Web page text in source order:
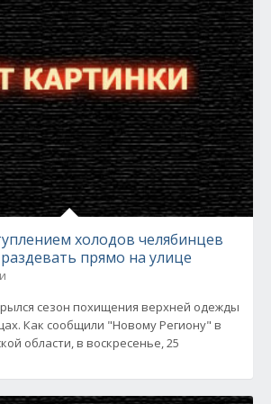
холодов челябинцев
прямо на улице
сезон похищения верхней одежды
Как сообщили "Новому Региону" в
области, в воскресенье, 25